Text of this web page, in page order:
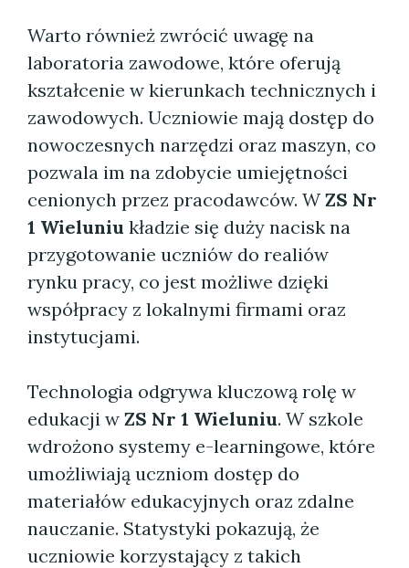
Warto również zwrócić uwagę na
laboratoria zawodowe, które oferują
kształcenie w kierunkach technicznych i
zawodowych. Uczniowie mają dostęp do
nowoczesnych narzędzi oraz maszyn, co
pozwala im na zdobycie umiejętności
cenionych przez pracodawców. WZS Nr
1 Wieluniu kładzie się duży nacisk na
przygotowanie uczniów do realiów
rynku pracy, co jest możliwe dzięki
współpracy z lokalnymi firmami oraz
instytucjami.
Technologia odgrywa kluczową rolę w
edukacji w ZS Nr 1 Wieluniu. W szkole
wdrożono systemy e-learningowe, które
umożliwiają uczniom dostęp do
materiałów edukacyjnych oraz zdalne
nauczanie. Statystyki pokazują, że
uczniowie korzystający z takich